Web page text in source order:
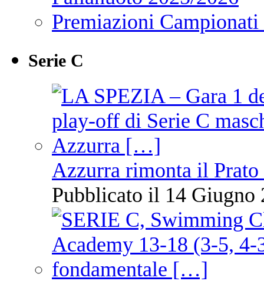
Premiazioni
Serie C
Azzurra rimonta il Prato
Pubblicato il 14 Giugno